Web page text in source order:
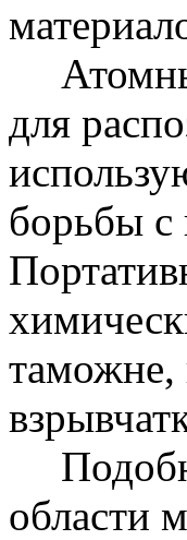
для
борьбы с
таможне,
области